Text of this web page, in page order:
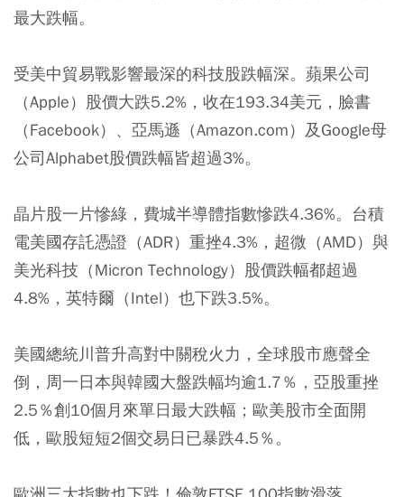
最大跌幅。
受美中貿易戰影響最深的科技股跌幅深。蘋果公司
（Apple）股價大跌5.2%，收在193.34美元，臉書
（Facebook）、亞馬遜（Amazon.com）及Google母
公司Alphabet股價跌幅皆超過3%。
晶片股一片慘綠，費城半導體指數慘跌4.36%。台積
電美國存託憑證（ADR）重挫4.3%，超微（AMD）與
美光科技（Micron Technology）股價跌幅都超過
4.8%，英特爾（Intel）也下跌3.5%。
美國總統川普升高對中關稅火力，全球股市應聲全
倒，周一日本與韓國大盤跌幅均逾1.7％，亞股重挫
2.5％創10個月來單日最大跌幅；歐美股市全面開
低，歐股短短2個交易日已暴跌4.5％。